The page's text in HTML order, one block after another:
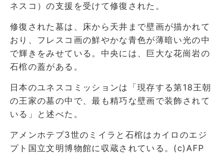
ネスコ）の支援を受けて修復された。
修復された墓は、床から天井まで壁画が描かれて
おり、フレスコ画の鮮やかな青色が薄暗い光の中
で輝きをみせている。中央には、巨大な花崗岩の
石棺の蓋がある。
日本のユネスコミッションは「現存する第18王朝
の王家の墓の中で、最も精巧な壁画で装飾されて
いる」と述べた。
アメンホテプ3世のミイラと石棺はカイロのエジ
プト国立文明博物館に収蔵されている。(c)AFP